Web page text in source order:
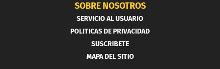
SOBRE NOSOTROS
SERVICIO AL USUARIO
POLITICAS DE PRIVACIDAD
SUSCRIBETE
MAPA DEL SITIO